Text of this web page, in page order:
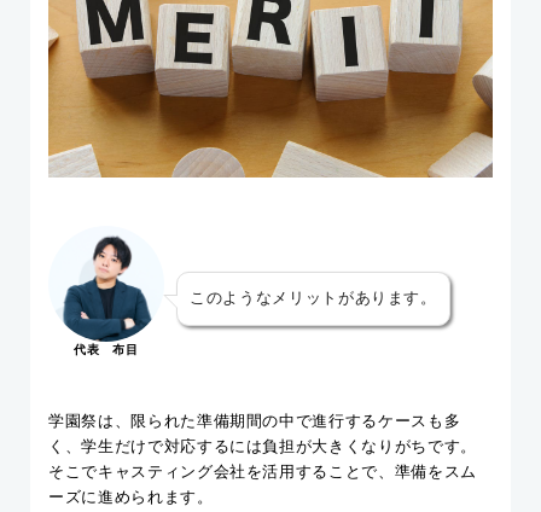
代表 布目
このようなメリットがあります。
学園祭は、限られた準備期間の中で進行するケースも多
く、学生だけで対応するには負担が大きくなりがちです。
そこでキャスティング会社を活用することで、準備をスム
ーズに進められます。